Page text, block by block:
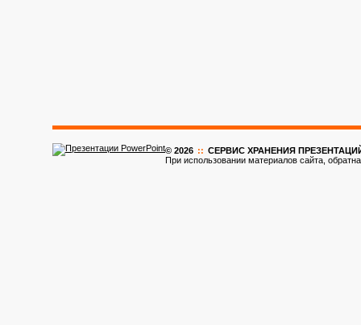
© 2026 :: CЕРВИС ХРАНЕНИЯ ПРЕЗЕНТАЦИЙ
При использовании материалов сайта,